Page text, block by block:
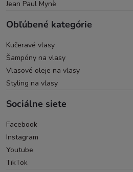
Jean Paul Mynè
Obľúbené kategórie
Kučeravé vlasy
Šampóny na vlasy
Vlasové oleje na vlasy
Styling na vlasy
Sociálne siete
Facebook
Instagram
Youtube
TikTok